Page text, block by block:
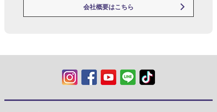
会社概要はこちら